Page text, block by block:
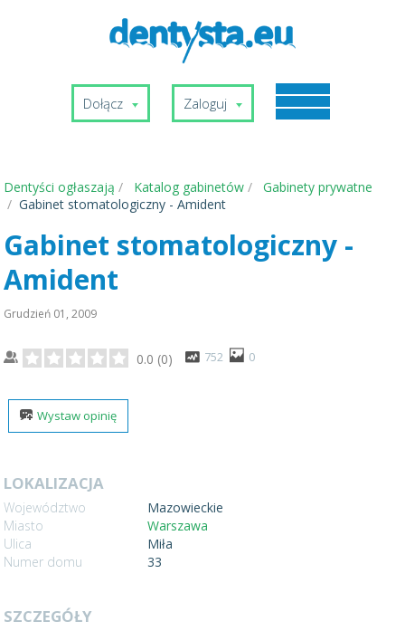
Dołącz Zaloguj
Dentyści ogłaszają Katalog gabinetów
Gabinety prywatne
Gabinet stomatologiczny - Amident
Gabinet stomatologiczny -
Amident
Grudzień 01, 2009
0.0 (0) 752 0
Wystaw opinię
LOKALIZACJA
Województwo
Mazowieckie
Miasto
Warszawa
Ulica
Miła
Numer domu
33
SZCZEGÓŁY